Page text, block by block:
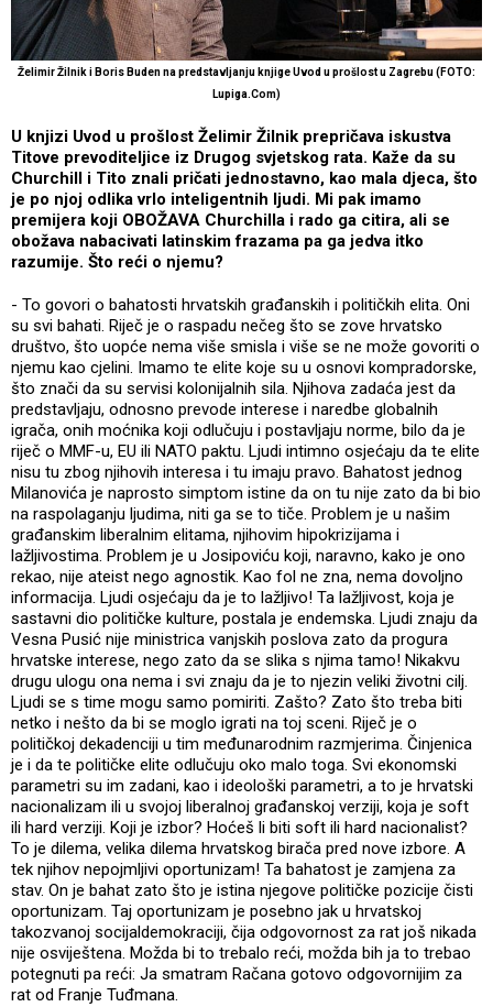
Želimir Žilnik i Boris Buden na predstavljanju knjige Uvod u prošlost u Zagrebu (FOTO:
Lupiga.Com)
U knjizi Uvod u prošlost Želimir Žilnik prepričava iskustva
Titove prevoditeljice iz Drugog svjetskog rata. Kaže da su
Churchill i Tito znali pričati jednostavno, kao mala djeca, što
je po njoj odlika vrlo inteligentnih ljudi. Mi pak imamo
premijera koji OBOŽAVA Churchilla i rado ga citira, ali se
obožava nabacivati latinskim frazama pa ga jedva itko
razumije. Što reći o njemu?
- To govori o bahatosti hrvatskih građanskih i političkih elita. Oni
su svi bahati. Riječ je o raspadu nečeg što se zove hrvatsko
društvo, što uopće nema više smisla i više se ne može govoriti o
njemu kao cjelini. Imamo te elite koje su u osnovi kompradorske,
što znači da su servisi kolonijalnih sila. Njihova zadaća jest da
predstavljaju, odnosno prevode interese i naredbe globalnih
igrača, onih moćnika koji odlučuju i postavljaju norme, bilo da je
riječ o MMF-u, EU ili NATO paktu. Ljudi intimno osjećaju da te elite
nisu tu zbog njihovih interesa i tu imaju pravo. Bahatost jednog
Milanovića je naprosto simptom istine da on tu nije zato da bi bio
na raspolaganju ljudima, niti ga se to tiče. Problem je u našim
građanskim liberalnim elitama, njihovim hipokrizijama i
lažljivostima. Problem je u Josipoviću koji, naravno, kako je ono
rekao, nije ateist nego agnostik. Kao fol ne zna, nema dovoljno
informacija. Ljudi osjećaju da je to lažljivo! Ta lažljivost, koja je
sastavni dio političke kulture, postala je endemska. Ljudi znaju da
Vesna Pusić nije ministrica vanjskih poslova zato da progura
hrvatske interese, nego zato da se slika s njima tamo! Nikakvu
drugu ulogu ona nema i svi znaju da je to njezin veliki životni cilj.
Ljudi se s time mogu samo pomiriti. Zašto? Zato što treba biti
netko i nešto da bi se moglo igrati na toj sceni. Riječ je o
političkoj dekadenciji u tim međunarodnim razmjerima. Činjenica
je i da te političke elite odlučuju oko malo toga. Svi ekonomski
parametri su im zadani, kao i ideološki parametri, a to je hrvatski
nacionalizam ili u svojoj liberalnoj građanskoj verziji, koja je soft
ili hard verziji. Koji je izbor? Hoćeš li biti soft ili hard nacionalist?
To je dilema, velika dilema hrvatskog birača pred nove izbore. A
tek njihov nepojmljivi oportunizam! Ta bahatost je zamjena za
stav. On je bahat zato što je istina njegove političke pozicije čisti
oportunizam. Taj oportunizam je posebno jak u hrvatskoj
takozvanoj socijaldemokraciji, čija odgovornost za rat još nikada
nije osviještena. Možda bi to trebalo reći, možda bih ja to trebao
potegnuti pa reći: Ja smatram Račana gotovo odgovornijim za
rat od Franje Tuđmana.